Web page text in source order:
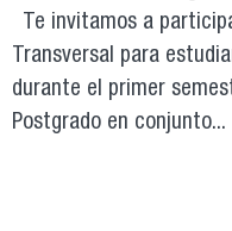
Te invitamos a
Transversal para
durante el primer
Postgrado en conjunto...